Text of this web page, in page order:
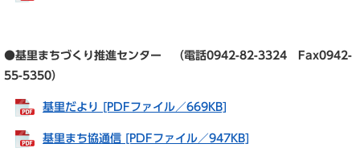
●基里まちづくり推進センター （電話0942-82-3324 Fax0942-
55-5350）
基里だより [PDFファイル／669KB]
基里まち協通信 [PDFファイル／947KB]